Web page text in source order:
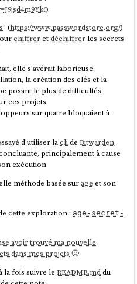
.
" (https://www.passwordstore.org/)
chiffreretdéchiffrerles secrets
elle s'avérait laborieuse.
la création des clés et la
posant le plus de difficultés
ces projets.
sur quatre bloquaient à
d'utiliser laclideBitwarden,
principalement à cause
exécution.
méthode basée surage et son
cette exploration : age-secret-
avoir trouvé ma nouvelle
dans mes projets 🙂.
la fois suivre leREADME.mddu